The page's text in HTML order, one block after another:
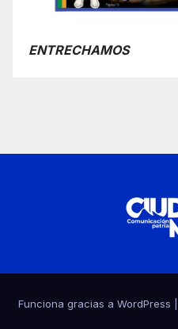
ENTRECHAMOS
Funciona gracias a WordPress